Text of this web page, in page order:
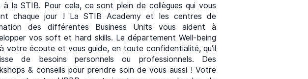
à la STIB. Pour cela, ce sont plein de collègues qui vous
chaque jour ! La STIB Academy et les centres de
des différentes Business Units vous aident à
vos soft et hard skills. Le département Well-being
votre écoute et vous guide, en toute confidentialité, qu'il
de besoins personnels ou professionnels. Des
& conseils pour prendre soin de vous aussi ! Votre